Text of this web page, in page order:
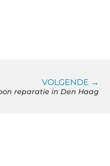
VOLGENDE →
reparatie in Den Haag